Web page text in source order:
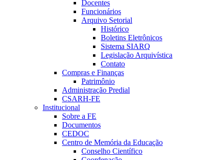
Docentes
Funcionários
Arquivo Setorial
Histórico
Boletins Eletrônicos
Sistema SIARQ
Legislação Arquivística
Contato
Compras e Finanças
Patrimônio
Administração Predial
CSARH-FE
Institucional
Sobre a FE
Documentos
CEDOC
Centro de Memória da Educação
Conselho Científico